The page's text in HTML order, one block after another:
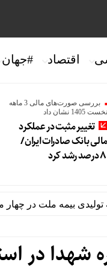
اقتصاد #جهان
بررسی صورت‌های مالی 3 ماهه
نخست 1405 نشان داد
تغییر مثبت در عملکرد
مالی بانک صادرات ایران/
ماه نخست امسال از ۱۴.۵ همت گذشت/ رشد ۹۰ درصدی